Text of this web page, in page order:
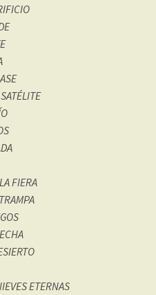
FIERA
ETERNAS